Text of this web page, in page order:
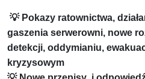
💡 Pokazy ratownictwa,
gaszenia serwerowni, nowe
detekcji, oddymianiu,
kryzysowym